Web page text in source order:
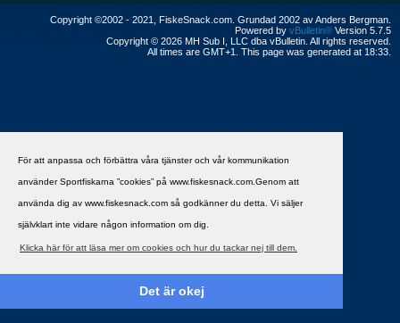
För att anpassa och förbättra våra tjänster och vår kommunikation
använder Sportfiskarna ”cookies” på www.fiskesnack.com.Genom att
använda dig av www.fiskesnack.com så godkänner du detta. Vi säljer
självklart inte vidare någon information om dig.
Klicka här för att läsa mer om cookies och hur du tackar nej till dem.
Det är okej
Copyright ©2002 - 2021, FiskeSnack.com. Grundad 2002 av Anders Bergman.
Powered by vBulletin® Version 5.7.5
Copyright © 2026 MH Sub I, LLC dba vBulletin. All rights reserved.
All times are GMT+1. This page was generated at 18:33.